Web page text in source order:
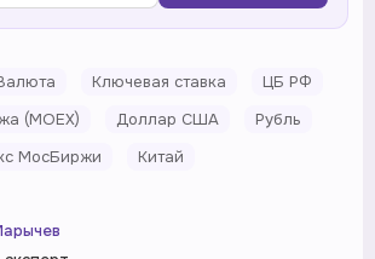
Ключевая ставка
ЦБ РФ
(MOEX)
Доллар США
Рубль
МосБиржи Китай